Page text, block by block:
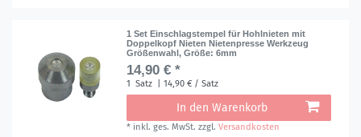
1 Set Einschlagstempel für Hohlnieten mit
Doppelkopf Nieten Nietenpresse Werkzeug
Größenwahl, Größe: 6mm
14,90 € *
1 Satz | 14,90 € / Satz
In den Warenkorb
* inkl. ges. MwSt. zzgl.Versandkosten